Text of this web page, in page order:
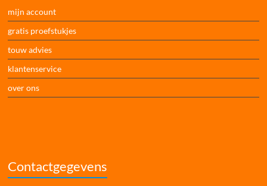
mijn account
gratis proefstukjes
touw advies
klantenservice
over ons
Contactgegevens